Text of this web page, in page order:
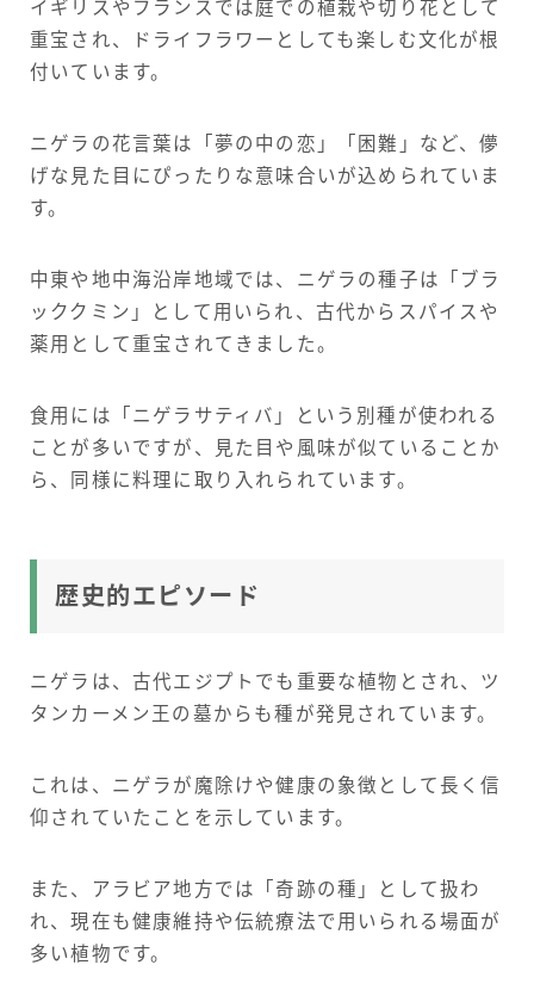
イギリスやフランスでは庭での植栽や切り花として
重宝され、ドライフラワーとしても楽しむ文化が根
付いています。
ニゲラの花言葉は「夢の中の恋」「困難」など、儚
げな見た目にぴったりな意味合いが込められていま
す。
中東や地中海沿岸地域では、ニゲラの種子は「ブラ
ッククミン」として用いられ、古代からスパイスや
薬用として重宝されてきました。
食用には「ニゲラサティバ」という別種が使われる
ことが多いですが、見た目や風味が似ていることか
ら、同様に料理に取り入れられています。
歴史的エピソード
ニゲラは、古代エジプトでも重要な植物とされ、ツ
タンカーメン王の墓からも種が発見されています。
これは、ニゲラが魔除けや健康の象徴として長く信
仰されていたことを示しています。
また、アラビア地方では「奇跡の種」として扱わ
れ、現在も健康維持や伝統療法で用いられる場面が
多い植物です。